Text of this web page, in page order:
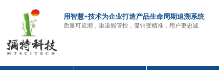
用智慧+技术为企业打造产品生命周期追溯系统
质量可追溯，渠道能管控，促销变精准，用户更忠诚